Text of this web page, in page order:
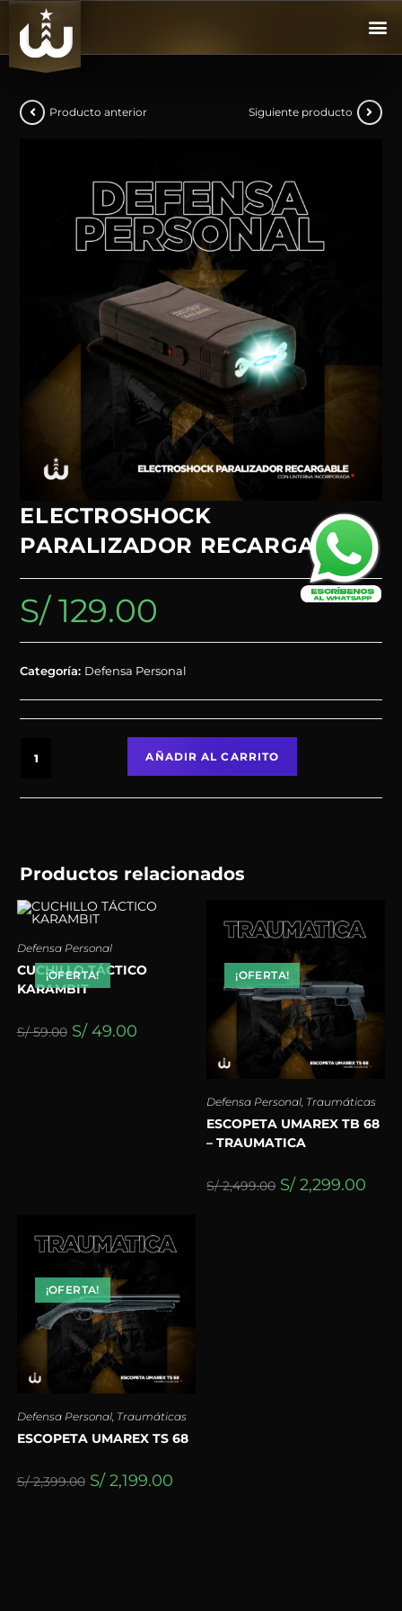
Producto anterior Siguiente producto
ELECTROSHOCK
PARALIZADOR RECARGABLE
S/129.00
Categoría: Defensa Personal
AÑADIR AL CARRITO
Productos relacionados
¡OFERTA!
Defensa Personal
CUCHILLO TÁCTICO
KARAMBIT
S/59.00 S/49.00
¡OFERTA!
Defensa Personal Traumáticas
ESCOPETA UMAREX TB 68
– TRAUMATICA
S/2,499.00 S/ 2,299.00
¡OFERTA!
Defensa Personal, Traumáticas
ESCOPETA UMAREX TS 68
S/2,399.00 S/2,199.00